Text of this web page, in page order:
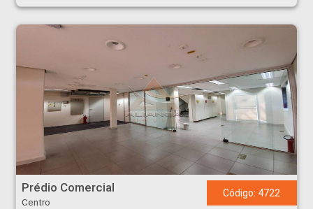
Prédio Comercial
Centro
Código: 4722